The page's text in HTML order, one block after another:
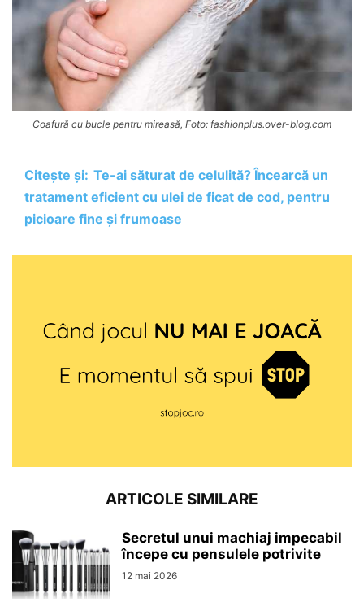
Coafură cu bucle pentru mireasă, Foto: fashionplus.over-blog.com
Citește și: Te-ai săturat de celulită? Încearcă un
tratament eficient cu ulei de ficat de cod, pentru
picioare fine și frumoase
ARTICOLE SIMILARE
Secretul unui machiaj impecabil
începe cu pensulele potrivite
12 mai 2026